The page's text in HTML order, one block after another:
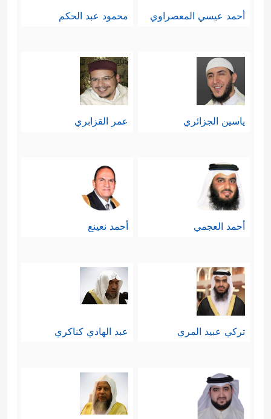
أحمد عيسي المعصراوي محمود عبد الحكم
ياسين الجزائري عمر القزابري
أحمد العجمي أحمد نعينع
تركي عبيد المري عبد الهادي كناكري